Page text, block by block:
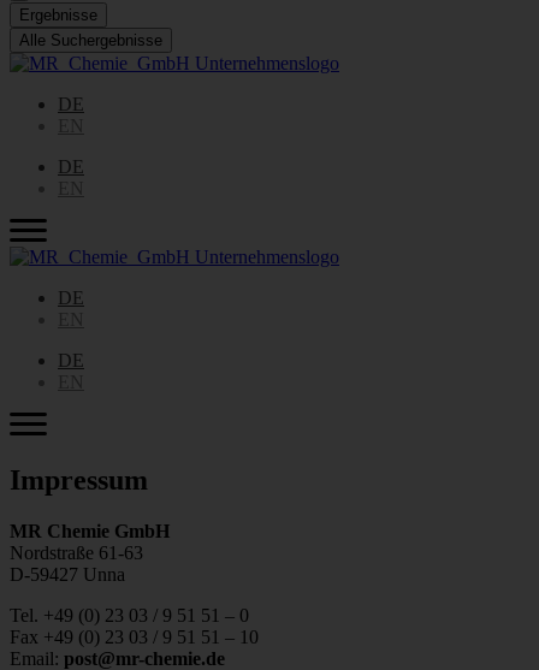
Ergebnisse
Alle Suchergebnisse
DE
DE
DE
DE
Impressum
MR Chemie GmbH
Nordstraße 61-63
D-59427 Unna
Tel. +49 (0) 23 03 / 9 51 51 – 0
Fax +49 (0) 23 03 / 9 51 51 – 10
Email: post@mr-chemie.de